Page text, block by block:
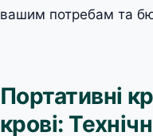
вашим потребам та
Портативні
крові: